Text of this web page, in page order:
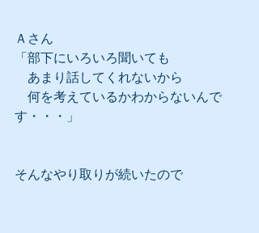
Ａさん
「部下にいろいろ聞いても
あまり話してくれないから
何を考えているかわからないんで
す・・・」
そんなやり取りが続いたので